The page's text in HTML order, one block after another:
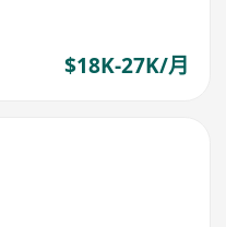
$18K-27K/月